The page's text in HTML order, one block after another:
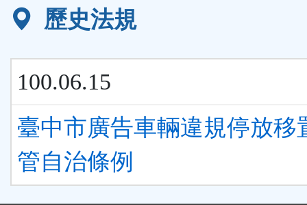
歷史法規
100.06.15
臺中市廣告車輛違規停放移
管自治條例